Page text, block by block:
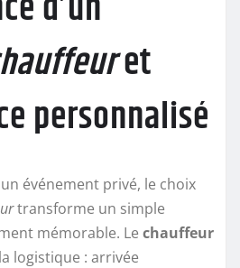
et
personnalisé
événement privé, le choix
transforme un simple
mémorable. Le chauffeur
logistique : arrivée